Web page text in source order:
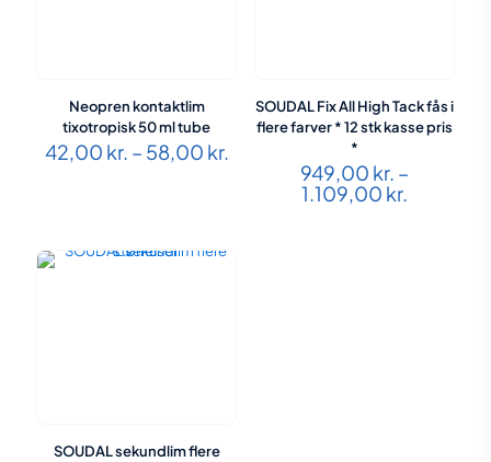
Neopren kontaktlim
tixotropisk 50 ml tube
42,00 kr. – 58,00 kr.
42,00 kr.
SOUDAL Fix All High Tack fås i
flere farver * 12 stk kasse pris
*
949,00 kr. –
1.109,00 kr.
SOUDAL sekundlim flere